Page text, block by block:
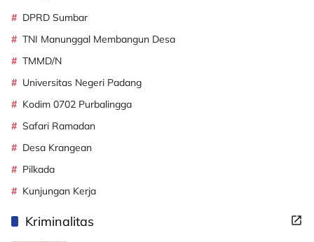
DPRD Sumbar
TNI Manunggal Membangun Desa
TMMD/N
Universitas Negeri Padang
Kodim 0702 Purbalingga
Safari Ramadan
Desa Krangean
Pilkada
Kunjungan Kerja
Kriminalitas